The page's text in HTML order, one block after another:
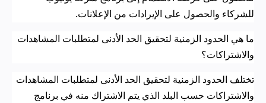
للشركاء والحصول على الإيرادات من الإعلانات.
ما هي الحدود الزمنية لتحقيق الحد الأدنى لمتطلبات المشاهدات
والاشتراكات؟
تختلف الحدود الزمنية لتحقيق الحد الأدنى لمتطلبات المشاهدات
والاشتراكات حسب البلد الذي يتم الاشتراك منه في برنامج